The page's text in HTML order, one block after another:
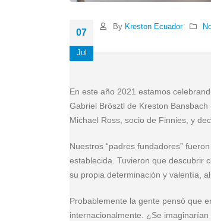
07
Jul
By Kreston Ecuador
En este año 2021 estamos
Gabriel Brösztl de Kreston
Michael Ross, socio de Finnies, y
Nuestros “padres fundadores”
establecida. Tuvieron que descubrir
su propia determinación y valentía,
Probablemente la gente pensó que
internacionalmente. ¿Se